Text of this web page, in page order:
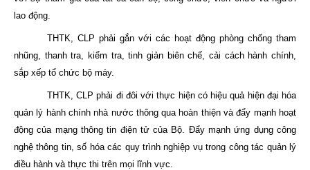
lao động.
THTK, CLP phải gắn với các hoạt động phòng chống tham
nhũng, thanh tra, kiểm tra, tinh giản biên chế, cải cách hành chính,
sắp xếp tổ chức bộ máy.
THTK, CLP phải đi đôi với thực hiện có hiệu quả hiện đại hóa
quản lý hành chính nhà nước thông qua hoàn thiện và đẩy mạnh hoạt
động của mạng thông tin điện tử của Bộ. Đẩy mạnh ứng dụng công
nghệ thông tin, số hóa các quy trình nghiệp vụ trong công tác quản lý
điều hành và thực thi trên mọi lĩnh vực.